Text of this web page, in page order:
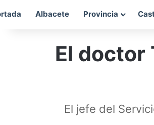
Albacete Provincia
El doctor
El jefe del